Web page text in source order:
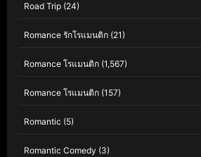
Road Trip (24)
Romance รักโรแมนติก (21)
Romance โรแมนติก (1,567)
Romance โรแมนติก (157)
Romantic (5)
Romantic Comedy (3)